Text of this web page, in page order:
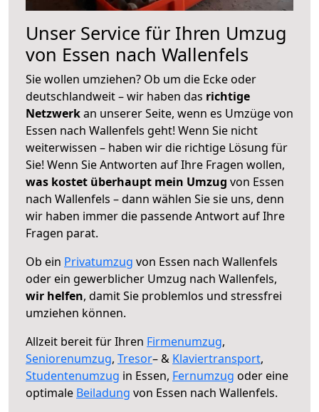
Unser Service für Ihren Umzug
von Essen nach Wallenfels
Sie wollen umziehen? Ob um die Ecke oder
deutschlandweit – wir haben das richtige
Netzwerkan unserer Seite, wenn es Umzüge von
Essen nach Wallenfels geht! Wenn Sie nicht
weiterwissen – haben wir die richtige Lösung für
Sie! Wenn Sie Antworten auf Ihre Fragen wollen,
was kostet überhaupt mein Umzug von Essen
nach Wallenfels – dann wählen Sie sie uns, denn
wir haben immer die passende Antwort auf Ihre
Fragen parat.
Ob ein Privatumzug von Essen nach Wallenfels
oder ein gewerblicher Umzug nach Wallenfels,
wir helfen, damit Sie problemlos und stressfrei
umziehen können.
Allzeit bereit für Ihren Firmenumzug,
Seniorenumzug, Tresor– & Klaviertransport,
Studentenumzug in Essen, Fernumzug oder eine
optimale Beiladung von Essen nach Wallenfels.